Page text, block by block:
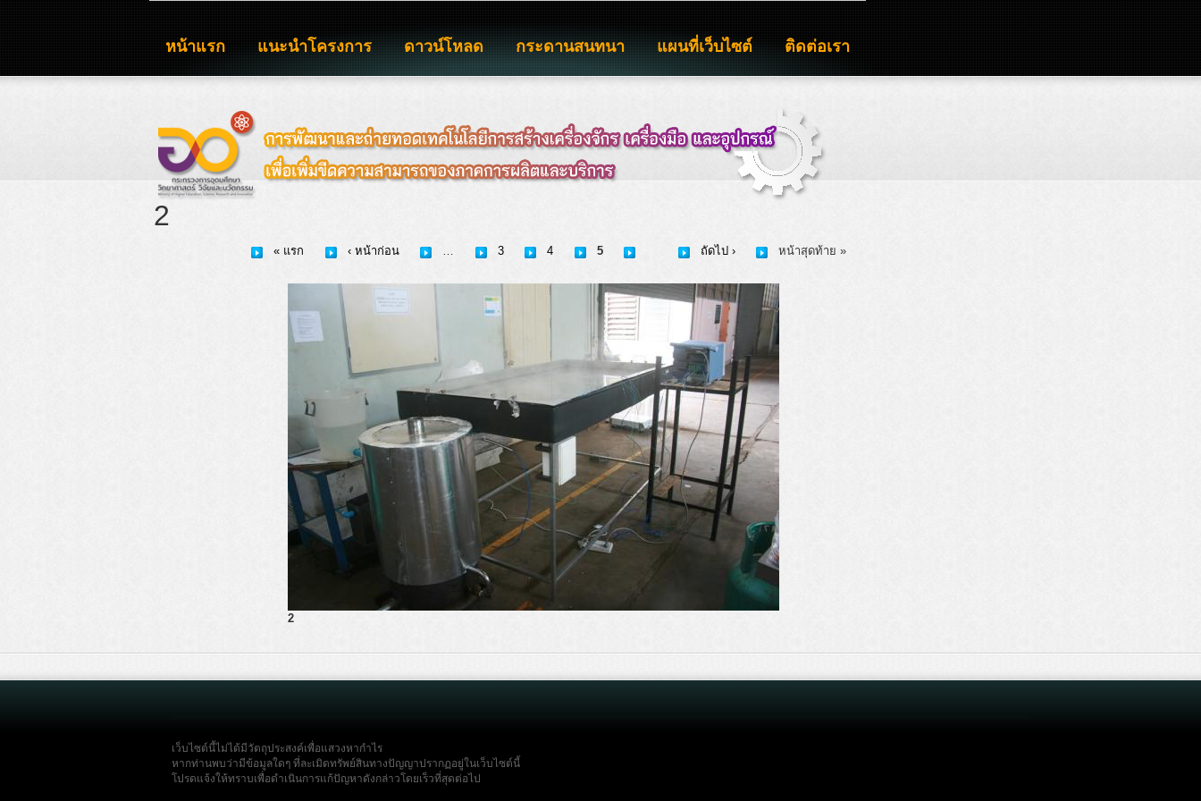
หน้าแรก แนะนำโครงการ ดาวน์โหลด กระดานสนทนา แผนที่เว็บไซต์ ติดต่อเรา
2
« แรก ‹ หน้าก่อน … 3 4 5 ถัดไป › หน้าสุดท้าย »
2
เว็บไซต์นี้ไม่ได้มีวัตถุประสงค์เพื่อแสวงหากำไร
หากท่านพบว่ามีข้อมูลใดๆ ที่ละเมิดทรัพย์สินทางปัญญาปรากฏอยู่ในเว็บไซต์นี้
โปรดแจ้งให้ทราบเพื่อดำเนินการแก้ปัญหาดังกล่าวโดยเร็วที่สุดต่อไป